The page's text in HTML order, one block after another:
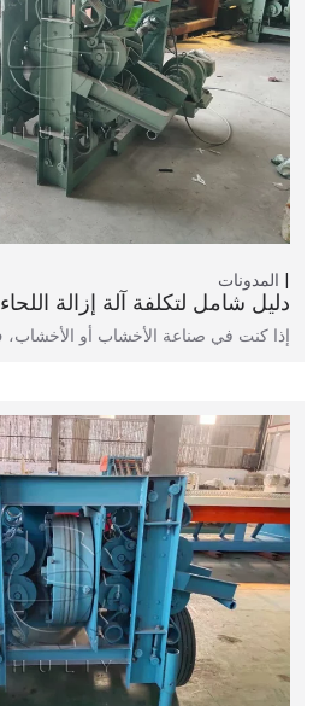
المدونات
دليل شامل لتكلفة آلة إزالة
إذا كنت في صناعة الأخشاب أو